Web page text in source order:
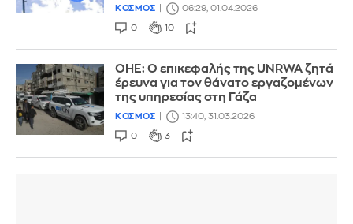
ΚΟΣΜΟΣ 06:29, 01.04.2026
0 10
ΟΗΕ: Ο επικεφαλής της UNRWA ζητά
έρευνα για τον θάνατο εργαζομένων
της υπηρεσίας στη Γάζα
ΚΟΣΜΟΣ 13:40, 31.03.2026
0 3